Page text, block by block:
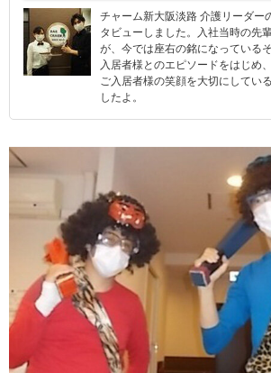
チャーム新大阪淡路 介護リーダー
タビューしました。入社当時の先
が、今では座右の銘になっている
入居者様とのエピソードをはじめ
ご入居者様の笑顔を大切にしてい
したよ。